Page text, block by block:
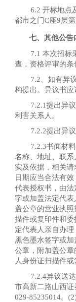
6.2 开标地点
都市之门C座9层
七、其他公告
7.1 本次招标
查，资格评审的条
7.2、如有异
构提出。异议书应
7.2.1提出异
利害关系人。
7.2.2提出异
7.2.3书面材
名称、地址、联
实及依据，相关
日期应当合法有
代表授权书，由
字或加盖法定代
盖公章的营业执
描件或复印件和
定代表人亲自办
黑色墨水签字或
公章，附加盖公
人身份证扫描件或
7.2.4异议送
市高新二路山西证
029-85235014。